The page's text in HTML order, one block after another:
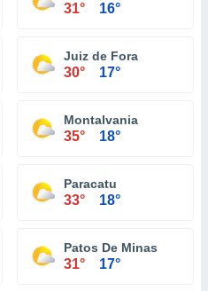
31° 16°
Juiz de Fora
30° 17°
Montalvania
35° 18°
Paracatu
33° 18°
Patos De Minas
31° 17°